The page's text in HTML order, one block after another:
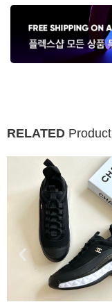
RELATED Product